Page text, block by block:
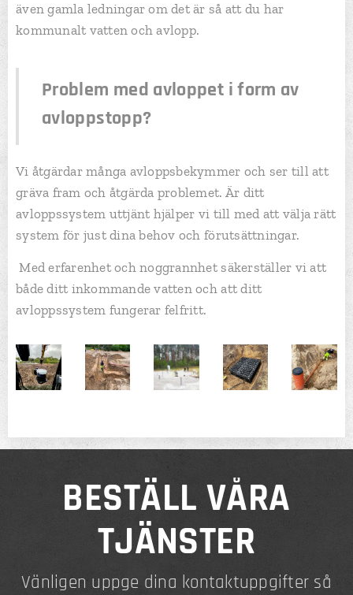
även gamla ledningar om det är så att du har
kommunalt vatten och avlopp.
Problem med avloppet i form av
avloppstopp?
Vi åtgärdar många avloppsbekymmer och ser till att
gräva fram och åtgärda problemet. Är ditt
avloppssystem uttjänt hjälper vi till med att välja rätt
system för just dina behov och förutsättningar.
Med erfarenhet och noggrannhet säkerställer vi att
både ditt inkommande vatten och att ditt
avloppssystem fungerar felfritt.
BESTÄLL VÅRA
TJÄNSTER
Vänligen uppge dina kontaktuppgifter så